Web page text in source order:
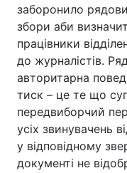
Економіка
Спорт
Техно і зв'язок
Зброя
Здоров'я
Цікавинки
заборонило
збори аби
працівники
до журналістів.
авторитарна
тиск – це те що
передвиборчий
усіх звинувачень
у відповідному
документі не